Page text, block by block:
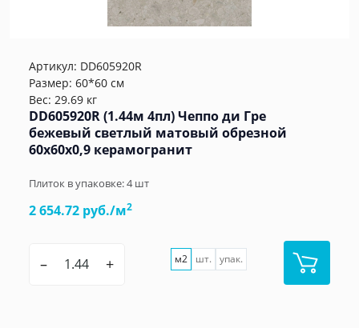
Артикул: DD605920R
Размер: 60*60 см
Вес: 29.69 кг
DD605920R (1.44м 4пл) Чеппо ди Гре
бежевый светлый матовый обрезной
60x60x0,9 керамогранит
Плиток в упаковке:4шт
2 654.72 руб./м2
– + м2 шт. упак.